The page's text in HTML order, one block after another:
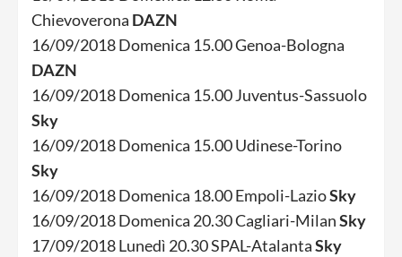
Chievoverona DAZN
16/09/2018 Domenica 15.00 Genoa-Bologna
DAZN
16/09/2018 Domenica 15.00 Juventus-Sassuolo
Sky
16/09/2018 Domenica 15.00 Udinese-Torino
Sky
16/09/2018 Domenica 18.00 Empoli-LazioSky
16/09/2018 Domenica 20.30 Cagliari-MilanSky
17/09/2018 Lunedì 20.30 SPAL-AtalantaSky